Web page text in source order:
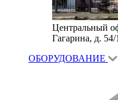
Центральный
Гагарина, д. 54/1
ОБОРУДОВАНИЕ